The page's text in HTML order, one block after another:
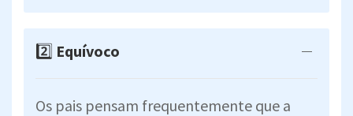
2️⃣ Equívoco
Os pais pensam frequentemente que a